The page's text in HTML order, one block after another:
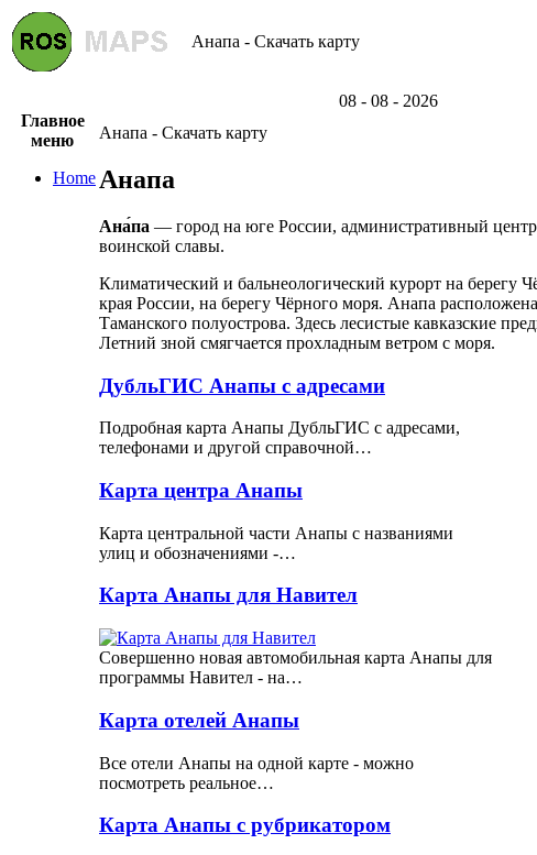
Анапа - Скачать карту
08 - 08 - 2026
Главное
меню
Home
Анапа - Скачать карту
Анапа
Ана́па — город на юге России, административный центр
воинской славы.
Климатический и бальнеологический курорт на берегу
края России, на берегу Чёрного моря. Анапа
Таманского полуострова. Здесь лесистые кавказские
Летний зной смягчается прохладным ветром с моря.
ДубльГИС Анапы с адресами
Подробная карта Анапы ДубльГИС с адресами,
телефонами и другой справочной…
Карта центра Анапы
Карта центральной части Анапы с названиями
улиц и обозначениями -…
Карта Анапы для Навител
Совершенно новая автомобильная карта Анапы для
программы Навител - на…
Карта отелей Анапы
Все отели Анапы на одной карте - можно
посмотреть реальное…
Карта Анапы с рубрикатором